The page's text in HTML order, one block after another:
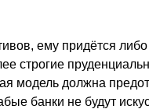
ему придётся
строгие
модель должна
банки не будут